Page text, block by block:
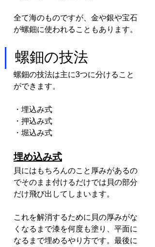
全て海のものですが、金や銀や宝石
が螺鈿に使われることもあります。
螺鈿の技法
螺鈿の技法は主に3つに分けること
ができます。
・埋込み式
・押込み式
・堀込み式
埋め込み式
貝にはもちろんのこと厚みがあるの
でそのまま付けるだけでは貝の部分
だけ飛び出してしまいます。
これを解消するために貝の厚みがな
くなるまで漆を何度も塗り、平面に
なるまで埋めるやり方です。最後に